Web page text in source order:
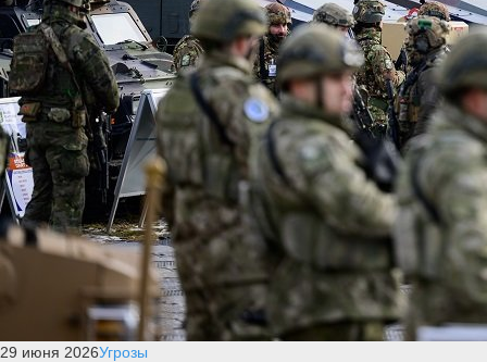
29 июня 2026Угрозы